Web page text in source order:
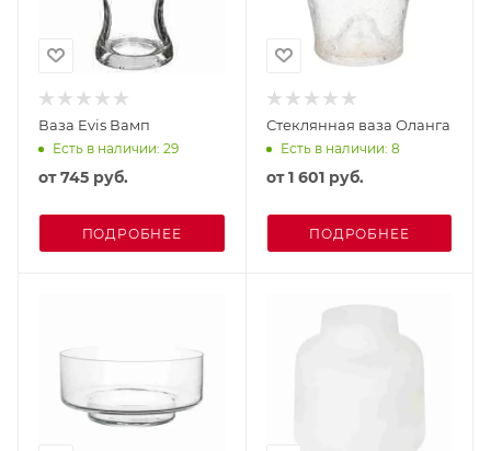
Ваза Evis Вамп
Есть в наличии: 29
от745 руб.
ПОДРОБНЕЕ
Стеклянная ваза Оланга
Есть в наличии: 8
от1 601 руб.
ПОДРОБНЕЕ